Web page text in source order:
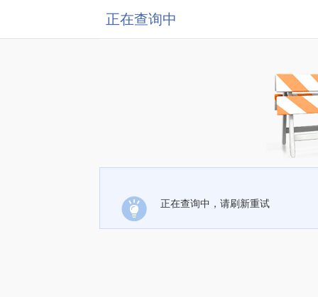
正在查询中
正在查询中，请刷新重试